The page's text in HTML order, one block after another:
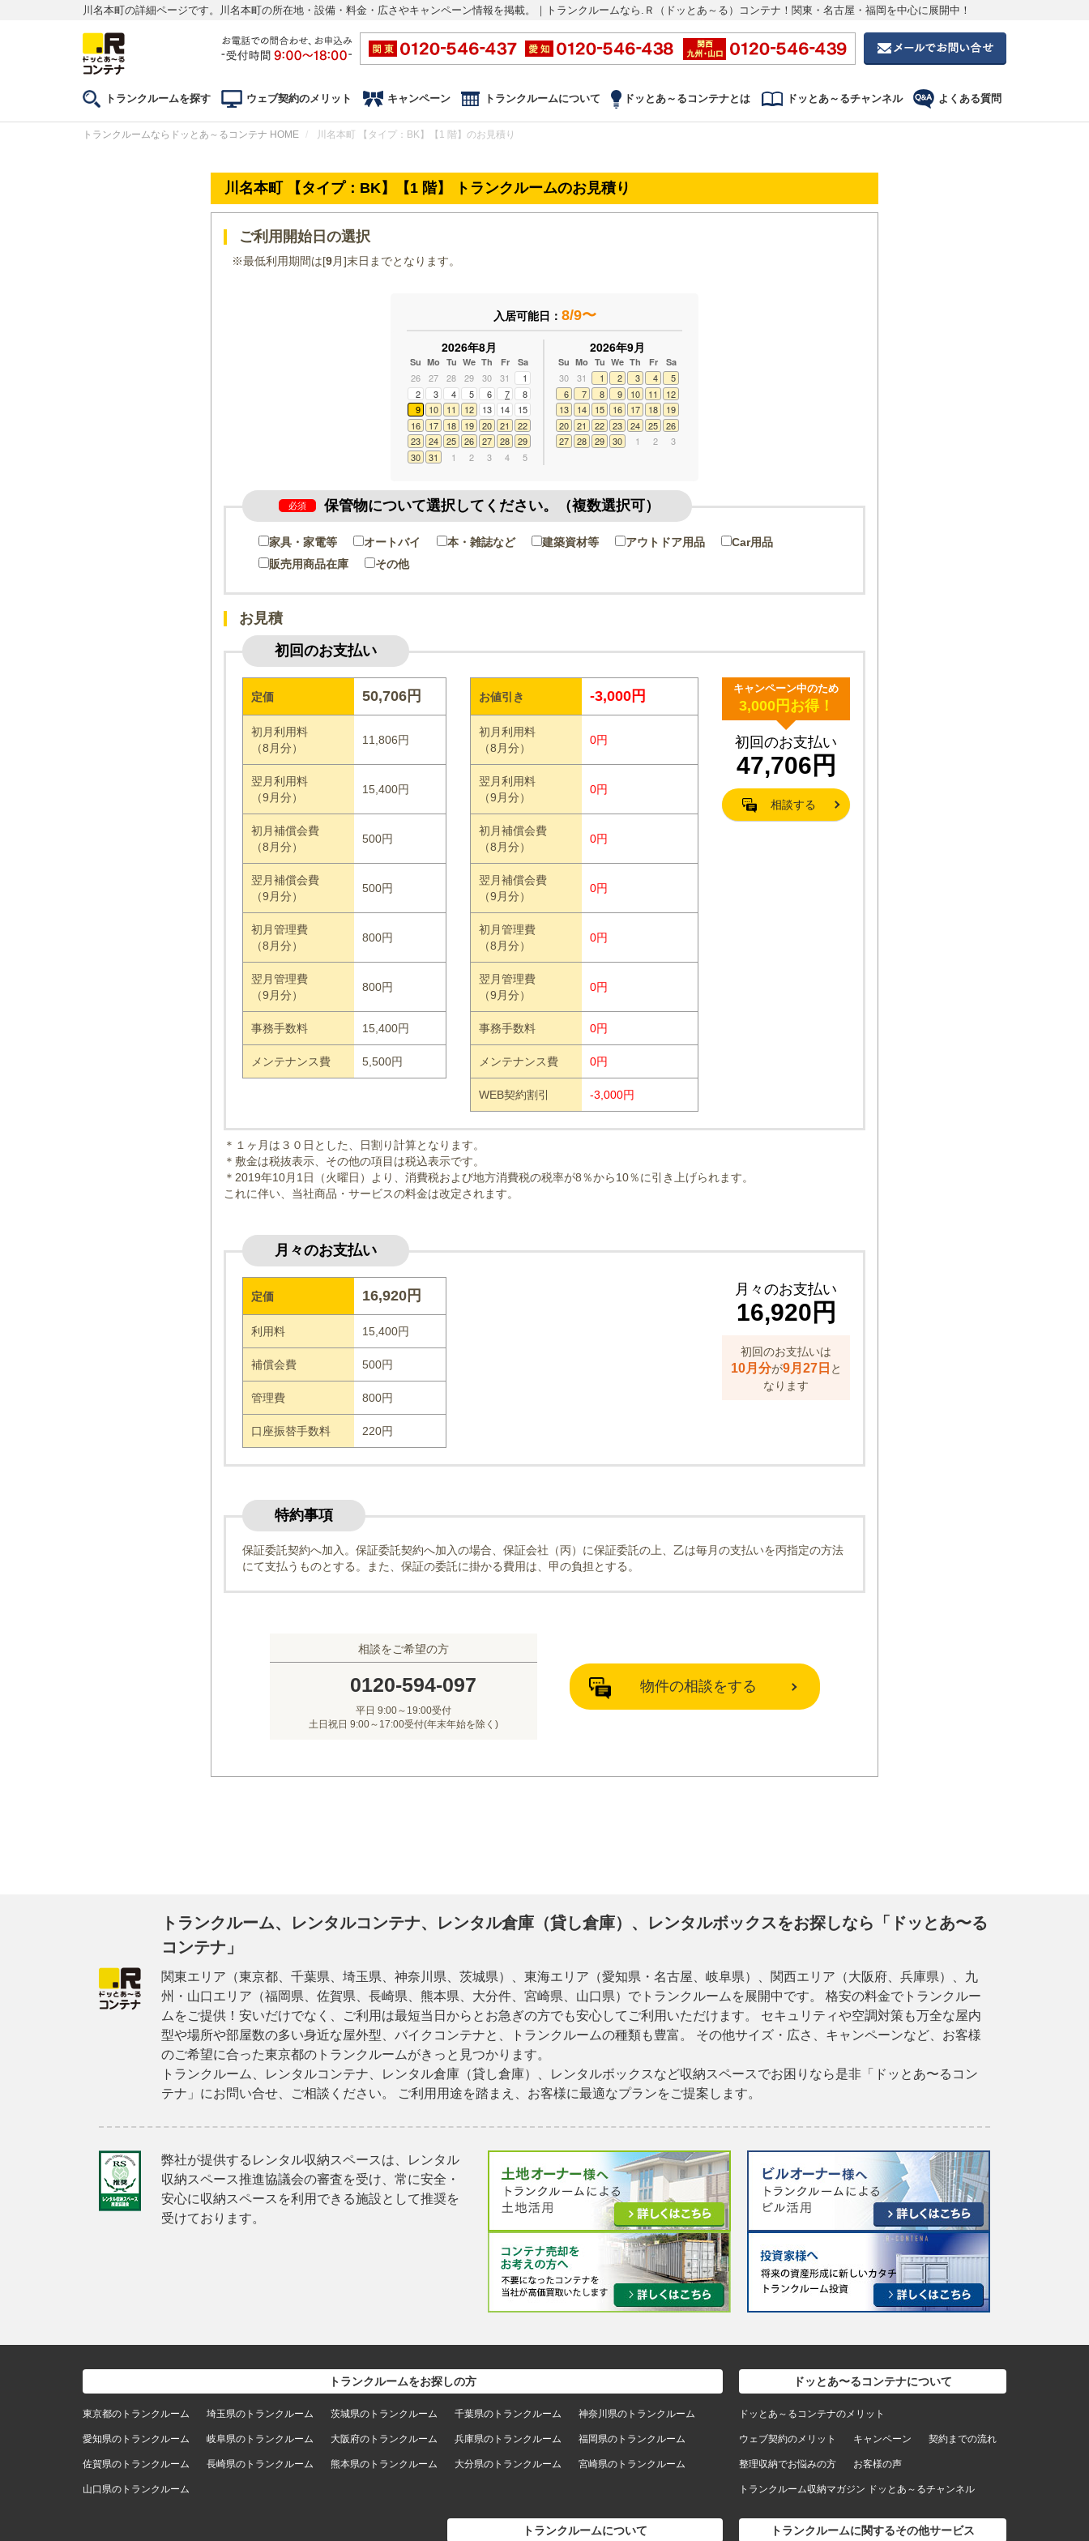
川名本町の詳細ページです。川名本町の所在地・設備・料金・広さやキャンペーン情報を掲載。｜トランクルームなら.Ｒ（ドッとあ～る）コンテナ！関東・名古屋・福岡を中心に展開中！
トランクルームを探す ウェブ契約のメリット キャンペーン トランクルームについて ドッとあ～るコンテナとは ドッとあ～るチャンネル よくある質問
トランクルームならドッとあ～るコンテナ HOME 川名本町 【タイプ：BK】【1 階】のお見積り
川名本町 【タイプ：BK】【1 階】 トランクルームのお見積り
ご利用開始日の選択
※最低利用期間は[9月]末日までとなります。
入居可能日： 8/9〜
2026年8月
Su Mo Tu We Th Fr Sa
26 27 28 29 30 31
1
2
3 4 5 6 7
8
9
10 11 12 13 14
15
16
17 18 19 20 21
22
23
24 25 26 27 28
29
30
31 1 2 3 4 5
2026年9月
Su Mo Tu We Th Fr Sa
30 31 1 2 3 4
5
6
7 8 9 10 11
12
13
14 15 16 17 18
19
20
21 22 23 24 25
26
27
28 29 30 1 2 3
必須 保管物について選択してください。（複数選択可）
家具・家電等 オートバイ 本・雑誌など 建築資材等 アウトドア用品
Car用品
販売用商品在庫
その他
お見積
初回のお支払い
定価 50,706円
初月利用料
（8月分）
11,806円
翌月利用料
（9月分）
15,400円
初月補償会費
（8月分）
500円
翌月補償会費
（9月分）
500円
初月管理費
（8月分）
800円
翌月管理費
（9月分）
800円
事務手数料 15,400円
メンテナンス費 5,500円
お値引き -3,000円
初月利用料
（8月分）
0円
翌月利用料
（9月分）
0円
初月補償会費
（8月分）
0円
翌月補償会費
（9月分）
0円
初月管理費
（8月分）
0円
翌月管理費
（9月分）
0円
事務手数料 0円
メンテナンス費 0円
WEB契約割引 -3,000円
キャンペーン中のため
3,000円お得！
初回のお支払い
47,706円
相談する
＊１ヶ月は３０日とした、日割り計算となります。
＊敷金は税抜表示、その他の項目は税込表示です。
＊2019年10月1日（火曜日）より、消費税および地方消費税の税率が8％から10％に引き上げられます。
これに伴い、当社商品・サービスの料金は改定されます。
月々のお支払い
定価 16,920円
利用料 15,400円
補償会費 500円
管理費 800円
口座振替手数料 220円
月々のお支払い
16,920円
初回のお支払いは
10月分が9月27日 と
なります
特約事項
保証委託契約へ加入。保証委託契約へ加入の場合、保証会社（丙）に保証委託の上、乙は毎月の支払いを丙指定の方法
にて支払うものとする。また、保証の委託に掛かる費用は、甲の負担とする。
相談をご希望の方
0120-594-097
平日 9:00～19:00受付
土日祝日 9:00～17:00受付(年末年始を除く)
物件の相談をする
トランクルーム、レンタルコンテナ、レンタル倉庫（貸し倉庫）、レンタルボックスをお探しなら「ドッとあ〜る
コンテナ」
関東エリア（東京都、千葉県、埼玉県、神奈川県、茨城県）、東海エリア（愛知県・名古屋、岐阜県）、関西エリア（大阪府、兵庫県）、九
州・山口エリア（福岡県、佐賀県、長崎県、熊本県、大分件、宮崎県、山口県）でトランクルームを展開中です。 格安の料金でトランクルー
ムをご提供！安いだけでなく、ご利用は最短当日からとお急ぎの方でも安心してご利用いただけます。 セキュリティや空調対策も万全な屋内
型や場所や部屋数の多い身近な屋外型、バイクコンテナと、トランクルームの種類も豊富。 その他サイズ・広さ、キャンペーンなど、お客様
のご希望に合った東京都のトランクルームがきっと見つかります。
トランクルーム、レンタルコンテナ、レンタル倉庫（貸し倉庫）、レンタルボックスなど収納スペースでお困りなら是非「ドッとあ〜るコン
テナ」にお問い合せ、ご相談ください。 ご利用用途を踏まえ、お客様に最適なプランをご提案します。
弊社が提供するレンタル収納スペースは、レンタル
収納スペース推進協議会の審査を受け、常に安全・
安心に収納スペースを利用できる施設として推奨を
受けております。
トランクルームをお探しの方
東京都のトランクルーム 埼玉県のトランクルーム 茨城県のトランクルーム 千葉県のトランクルーム 神奈川県のトランクルーム
愛知県のトランクルーム 岐阜県のトランクルーム 大阪府のトランクルーム 兵庫県のトランクルーム 福岡県のトランクルーム
佐賀県のトランクルーム 長崎県のトランクルーム 熊本県のトランクルーム 大分県のトランクルーム 宮崎県のトランクルーム
山口県のトランクルーム
トランクルームについて
ドッとあ〜るコンテナについて
ドッとあ～るコンテナのメリット
ウェブ契約のメリット キャンペーン 契約までの流れ
整理収納でお悩みの方 お客様の声
トランクルーム収納マガジン ドッとあ～るチャンネル
トランクルームに関するその他サービス